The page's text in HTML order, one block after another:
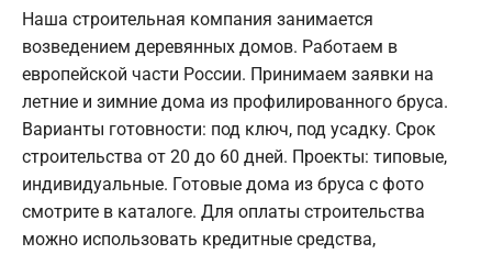
Наша строительная компания занимается
возведением деревянных домов. Работаем в
европейской части России. Принимаем заявки на
летние и зимние дома из профилированного бруса.
Варианты готовности: под ключ, под усадку. Срок
строительства от 20 до 60 дней. Проекты: типовые,
индивидуальные. Готовые дома из бруса с фото
смотрите в каталоге. Для оплаты строительства
можно использовать кредитные средства,